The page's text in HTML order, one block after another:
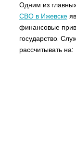
Одним из
СВО в Ижевске
финансовые
государство.
рассчитывать на: